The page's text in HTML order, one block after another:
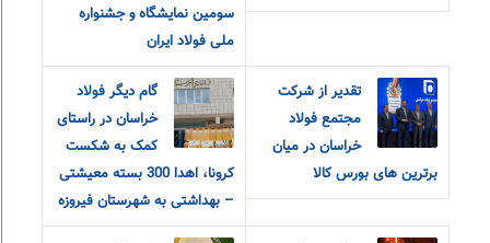
سومین نمایشگاه و جشنواره
ملی فولاد ایران
تقدیر از شرکت
مجتمع فولاد
خراسان در میان
برترین های بورس کالا
گام دیگر فولاد
خراسان در راستای
کمک به شکست
کرونا، اهدا 300 بسته معیشتی
– بهداشتی به شهرستان فیروزه